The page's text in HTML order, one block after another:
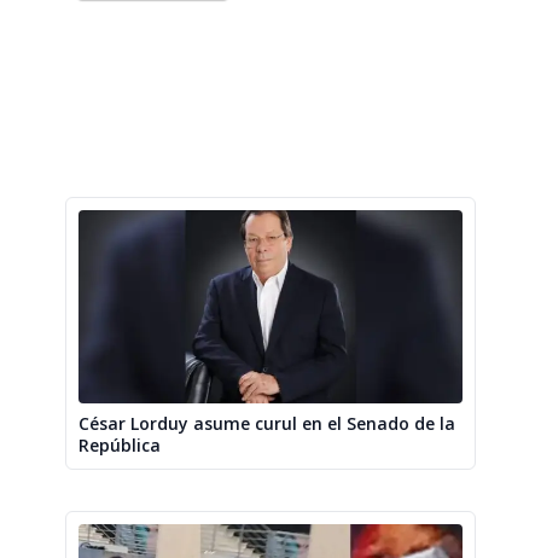
César Lorduy asume curul en el Senado de la
República